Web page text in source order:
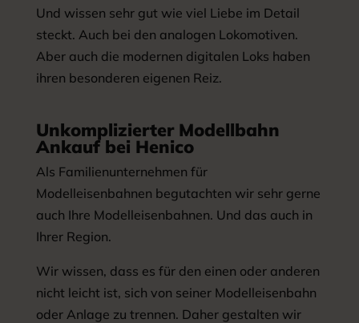
Und wissen sehr gut wie viel Liebe im Detail
steckt. Auch bei den analogen Lokomotiven.
Aber auch die modernen digitalen Loks haben
ihren besonderen eigenen Reiz.
Unkomplizierter Modellbahn
Ankauf bei Henico
Als Familienunternehmen für
Modelleisenbahnen begutachten wir sehr gerne
auch Ihre Modelleisenbahnen. Und das auch in
Ihrer Region.
Wir wissen, dass es für den einen oder anderen
nicht leicht ist, sich von seiner Modelleisenbahn
oder Anlage zu trennen. Daher gestalten wir